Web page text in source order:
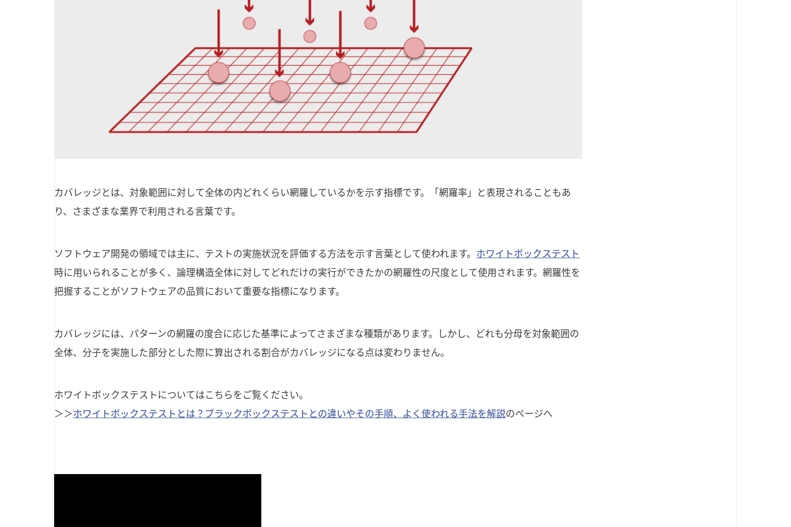
カバレッジとは、対象範囲に対して全体の内どれくらい網羅しているかを示す指標です。「網羅率」と表現されることもあ
り、さまざまな業界で利用される言葉です。
ソフトウェア開発の領域では主に、テストの実施状況を評価する方法を示す言葉として使われます。 ホワイトボックステスト
時に用いられることが多く、論理構造全体に対してどれだけの実行ができたかの網羅性の尺度として使用されます。網羅性を
把握することがソフトウェアの品質において重要な指標になります。
カバレッジには、パターンの網羅の度合に応じた基準によってさまざまな種類があります。しかし、どれも分母を対象範囲の
全体、分子を実施した部分とした際に算出される割合がカバレッジになる点は変わりません。
ホワイトボックステストについてはこちらをご覧ください。
＞＞ホワイトボックステストとは？ブラックボックステストとの違いやその手順、よく使われる手法を解説のページへ